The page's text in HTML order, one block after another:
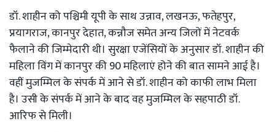
डॉ. शाहीन को पश्चिमी यूपी के साथ उन्नाव, लखनऊ, फतेहपुर,
प्रयागराज, कानपुर देहात, कन्नौज समेत अन्य जिलों में नेटवर्क
फैलाने की जिम्मेदारी थी। सुरक्षा एजेंसियों के अनुसार डॉ. शाहीन की
महिला विंग में कानपुर की 90 महिलाएं होने की बात सामने आई है।
वहीं मुजम्मिल के संपर्क में आने से डॉ. शाहीन को काफी लाभ मिला
है। उसी के संपर्क में आने के बाद वह मुजम्मिल के सहपाठी डॉ.
आरिफ से मिली।